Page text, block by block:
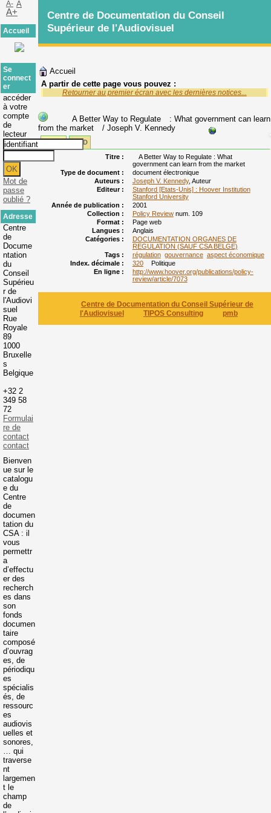
Accueil
A partir de cette page vous pouvez :
Retourner au premier écran avec les dernières notices...
A Better Way to Regulate
: What government can learn
from the market
/ Joseph V. Kennedy
ISBD
Titre :
A Better Way to Regulate : What
government can learn from the market
Type de document :
document électronique
Auteurs :
Joseph V. Kennedy, Auteur
Editeur :
Stanford [Etats-Unis] : Hoover Institution
Stanford University
Année de publication :
2001
Collection :
Policy Reviewnum. 109
Format :
Page web
Langues :
Anglais
Catégories :
DOCUMENTATION ORGANES DE
REGULATION (SAUF CSA BELGE)
Tags :
régulation gouvernance aspect économique
Index. décimale :
320
Politique
En ligne :
http://www.hoover.org/publications/policy-
review/article/7073
Centre de Documentation du Conseil Supérieur de
l'Audiovisuel
TIPOS Consulting pmb
Centre de Documentation du Conseil
Supérieur de l'Audiovisuel
A- A
A+
Accueil
Se
connect
er
accéder
à votre
compte
de
lecteur
Mot de
passe
oublié ?
Adresse
Centre
de
Docume
ntation
du
Conseil
Supérieu
r de
l'Audiovi
suel
Rue
Royale
89
1000
Bruxelle
s
Belgique
+32 2
349 58
72
Formulai
re de
contact
contact
Bienven
ue sur le
catalogu
e du
Centre
de
documen
tation du
CSA : il
vous
permettr
a
d’effectu
er des
recherch
es dans
son
fonds
documen
taire
composé
d’ouvrag
es, de
périodiqu
es
spécialis
és, de
ressourc
es
audiovis
uelles et
sonores,
… qui
traverse
nt
largemen
t le
champ
de